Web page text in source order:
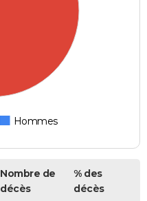
Hommes
Nombre de
décès
% des
décès